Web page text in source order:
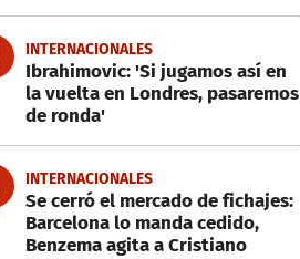
INTERNACIONALES
Ibrahimovic: 'Si jugamos así en
la vuelta en Londres, pasaremos
de ronda'
INTERNACIONALES
Se cerró el mercado de fichajes:
Barcelona lo manda cedido,
Benzema agita a Cristiano